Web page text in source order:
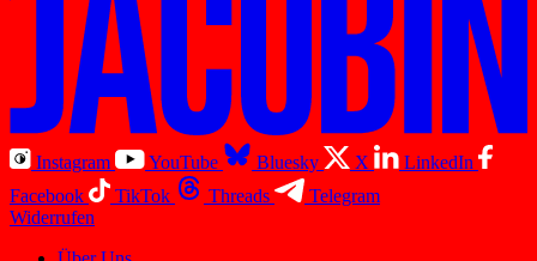
Instagram YouTube Bluesky X
LinkedIn
Facebook
TikTok Threads
Telegram
Widerrufen